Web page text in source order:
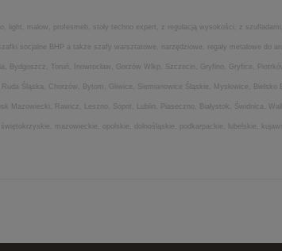
light, malow, profesmeb, stoły techno expert, z regulacją wysokości, z
socjalne BHP a także szafy warsztatowe, narzędziowe, regały metalowe do
Bydgoszcz, Toruń, Inowrocław, Gorzów Wlkp, Szczecin, Gryfino, Gryfice,
Śląska, Chorzów, Bytom, Gliwice, Siemianowice Śląskie, Mysłowice, Bielsko
Rawicz, Leszno, Sopot, Lublin, Piaseczno, Białystok, Świdnica,
mazowieckie, opolskie, dolnośląskie, podkarpackie, lubelskie,